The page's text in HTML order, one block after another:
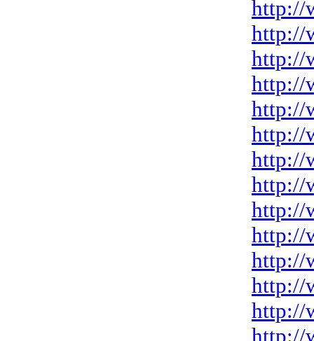
http://
http://
http://
http://
http://
http://
http://
http://
http://
http://
http://
http://
http://
http://